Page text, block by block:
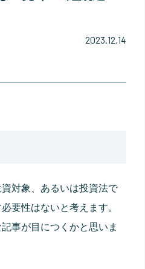
2023.12.14
対象、あるいは投資法で
要性はないと考えます。
事が目につくかと思いま